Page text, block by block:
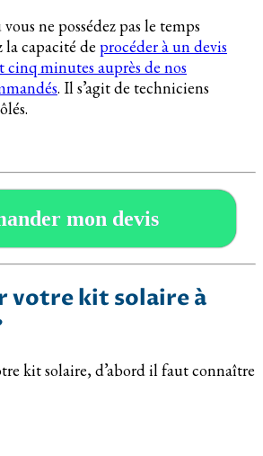
ne possédez pas le temps
la capacité de procéder à un devis
minutes auprès de nos
. Il s’agit de techniciens
mon devis
votre kit solaire à
kit solaire, d’abord il faut connaître